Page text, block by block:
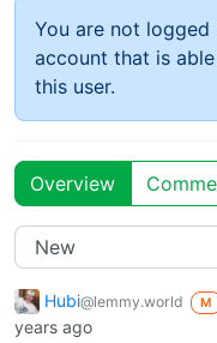
You are not logged
account that is
this user.
Overview
Hubi@lemmy.world M
years ago